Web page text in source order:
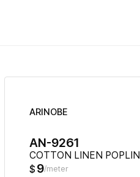
ARINOBE
AN-9261
COTTON LINEN POPLIN
$ 9/meter